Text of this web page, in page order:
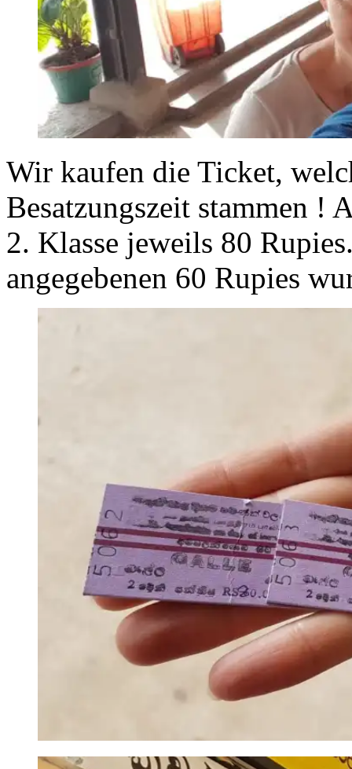
Wir kaufen die Ticket,
Besatzungszeit stammen !
2. Klasse jeweils 80
angegebenen 60 Rupies